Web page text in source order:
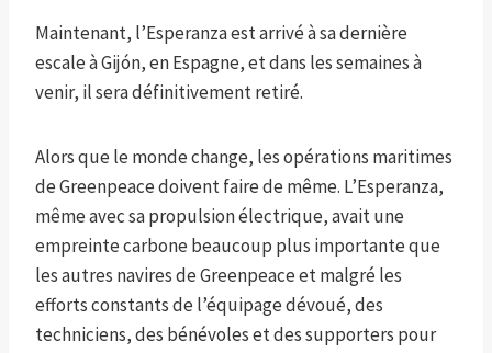
Maintenant, l’Esperanza est arrivé à sa dernière
escale à Gijón, en Espagne, et dans les semaines à
venir, il sera définitivement retiré.
Alors que le monde change, les opérations maritimes
de Greenpeace doivent faire de même. L’Esperanza,
même avec sa propulsion électrique, avait une
empreinte carbone beaucoup plus importante que
les autres navires de Greenpeace et malgré les
efforts constants de l’équipage dévoué, des
techniciens, des bénévoles et des supporters pour